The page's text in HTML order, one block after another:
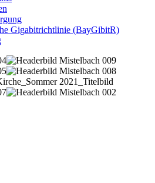
Gigabitrichtlinie (BayGibitR)